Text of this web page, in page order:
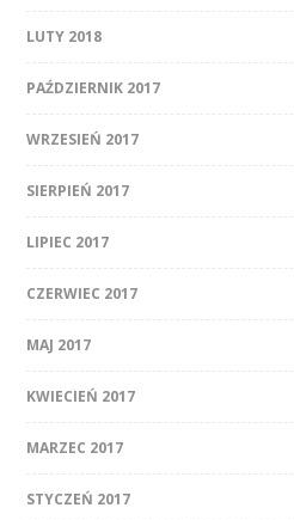
LUTY 2018
PAŹDZIERNIK 2017
WRZESIEŃ 2017
SIERPIEŃ 2017
LIPIEC 2017
CZERWIEC 2017
MAJ 2017
KWIECIEŃ 2017
MARZEC 2017
STYCZEŃ 2017